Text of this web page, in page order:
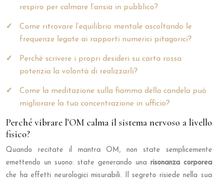
respiro per calmare l’ansia in pubblico?
Come ritrovare l’equilibrio mentale ascoltando le
frequenze legate ai rapporti numerici pitagorici?
Perché scrivere i propri desideri su carta rossa
potenzia la volontà di realizzarli?
Come la meditazione sulla fiamma della candela può
migliorare la tua concentrazione in ufficio?
Perché vibrare l’OM calma il sistema nervoso a livello
fisico?
Quando recitate il mantra OM, non state semplicemente
emettendo un suono: state generando una risonanza corporea
che ha effetti neurologici misurabili. Il segreto risiede nella sua